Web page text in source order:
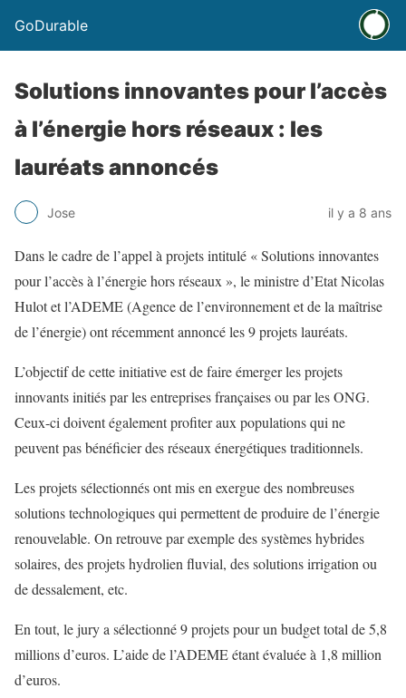
GoDurable
Solutions innovantes pour l’accès
à l’énergie hors réseaux : les
lauréats annoncés
Jose il y a 8 ans
Dans le cadre de l’appel à projets intitulé « Solutions innovantes
pour l’accès à l’énergie hors réseaux », le ministre d’Etat Nicolas
Hulot et l’ADEME (Agence de l’environnement et de la maîtrise
de l’énergie) ont récemment annoncé les 9 projets lauréats.
L’objectif de cette initiative est de faire émerger les projets
innovants initiés par les entreprises françaises ou par les ONG.
Ceux-ci doivent également profiter aux populations qui ne
peuvent pas bénéficier des réseaux énergétiques traditionnels.
Les projets sélectionnés ont mis en exergue des nombreuses
solutions technologiques qui permettent de produire de l’énergie
renouvelable. On retrouve par exemple des systèmes hybrides
solaires, des projets hydrolien fluvial, des solutions irrigation ou
de dessalement, etc.
En tout, le jury a sélectionné 9 projets pour un budget total de 5,8
millions d’euros. L’aide de l’ADEME étant évaluée à 1,8 million
d’euros.